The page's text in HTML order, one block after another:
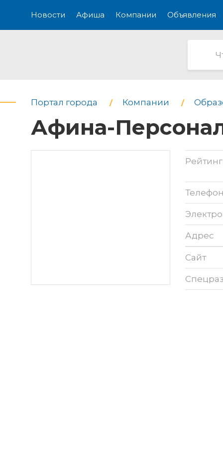
Новости Афиша Компании Объявления
Портал города Компании
Афина-
Рейтинг
Адрес
Сайт